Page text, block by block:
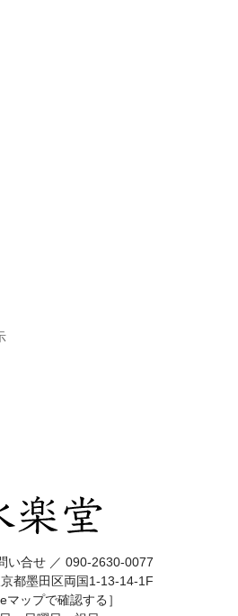
い合せ ／ 090-2630-0077
都墨田区両国1-13-14-1F
マップで確認する］